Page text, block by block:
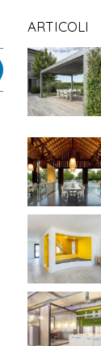
ARTICOLI